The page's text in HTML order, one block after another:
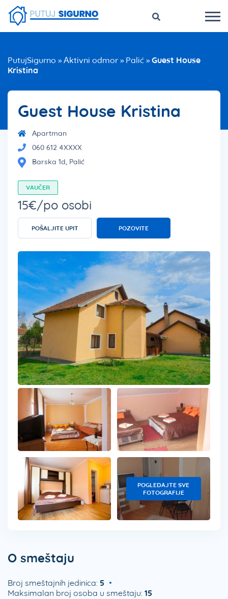
PutujSigurno » Aktivni odmor » Palić » Guest House
Kristina
Guest House Kristina
Apartman
060 612 4XXXX
Barska 1d, Palić
VAUČER
15€/po osobi
POŠALJITE UPIT POZOVITE
POGLEDAJTE SVE
FOTOGRAFIJE
O smeštaju
Broj smeštajnih jedinica: 5
Maksimalan broj osoba u smeštaju: 15